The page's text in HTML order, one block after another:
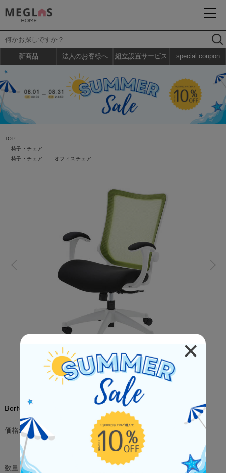
新商品 法人のお客様へ 組立設置サービス special coupon
TOP
椅子・チェア
椅子・チェア
オフィスチェア
Borfe（ボルフェ） オフィスチェアー
価格: ¥25,600
[ポイント還元 256ポイント～]
数量: